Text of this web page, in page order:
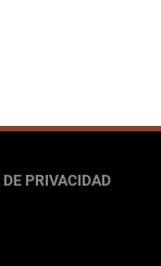
PRIVACIDAD